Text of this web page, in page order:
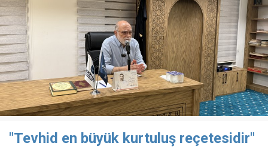
"Tevhid en büyük kurtuluş reçetesidir"